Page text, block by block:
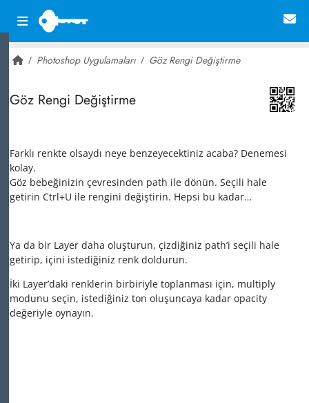
Photoshop Uygulamaları Göz Rengi Değiştirme
Göz Rengi Değiştirme
Farklı renkte olsaydı neye benzeyecektiniz acaba? Denemesi
kolay.
Göz bebeğinizin çevresinden path ile dönün. Seçili hale
getirin Ctrl+U ile rengini değiştirin. Hepsi bu kadar…
Ya da bir Layer daha oluşturun, çizdiğiniz path’i seçili hale
getirip, içini istediğiniz renk doldurun.
İki Layer’daki renklerin birbiriyle toplanması için, multiply
modunu seçin, istediğiniz ton oluşuncaya kadar opacity
değeriyle oynayın.